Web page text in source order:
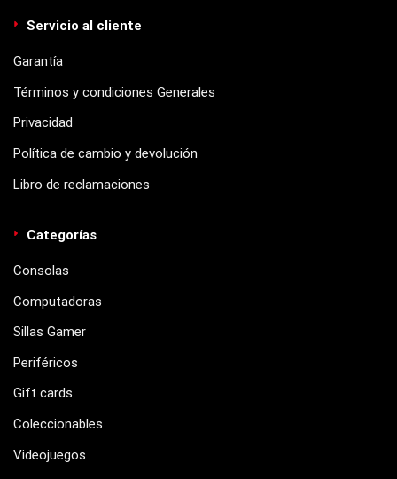
Servicio al cliente
Garantía
Términos y condiciones Generales
Privacidad
Política de cambio y devolución
Libro de reclamaciones
Categorías
Consolas
Computadoras
Sillas Gamer
Periféricos
Gift cards
Coleccionables
Videojuegos